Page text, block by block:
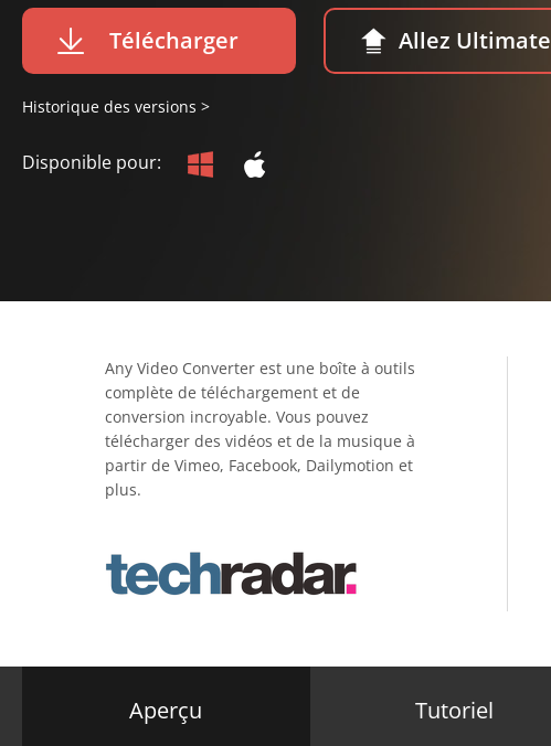
Télécharger Allez Ultimate
Historique des versions >
Disponible pour:
Any Video Converter est une boîte à outils
complète de téléchargement et de
conversion incroyable. Vous pouvez
télécharger des vidéos et de la musique à
partir de Vimeo, Facebook, Dailymotion et
plus.
Aperçu Tutoriel